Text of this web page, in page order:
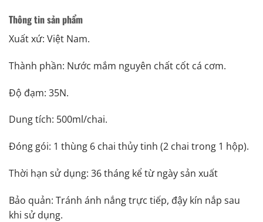
Thông tin sản phẩm
Xuất xứ: Việt Nam.
Thành phần: Nước mắm nguyên chất cốt cá cơm.
Độ đạm: 35N.
Dung tích: 500ml/chai.
Đóng gói: 1 thùng 6 chai thủy tinh (2 chai trong 1 hộp).
Thời hạn sử dụng: 36 tháng kể từ ngày sản xuất
Bảo quản: Tránh ánh nắng trực tiếp, đậy kín nắp sau
khi sử dụng.